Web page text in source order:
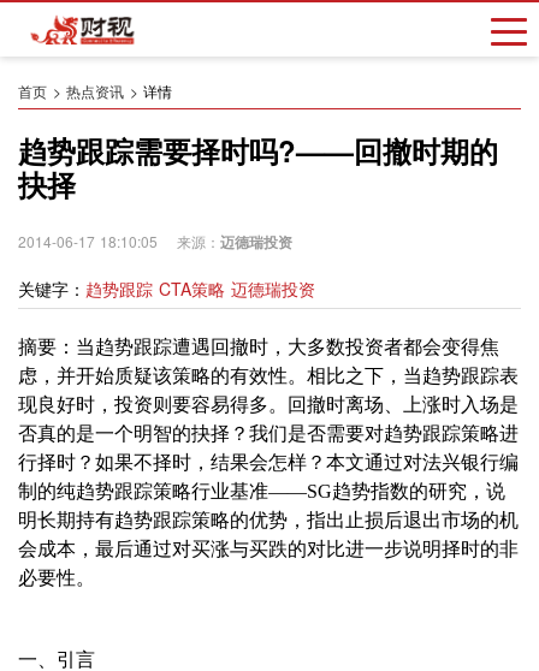
首页 热点资讯 详情
趋势跟踪需要择时吗?——回撤时期的
抉择
2014-06-17 18:10:05 来源： 迈德瑞投资
关键字： 趋势跟踪 CTA策略 迈德瑞投资
摘要：当趋势跟踪遭遇回撤时，大多数投资者都会变得焦
虑，并开始质疑该策略的有效性。相比之下，当趋势跟踪表
现良好时，投资则要容易得多。回撤时离场、上涨时入场是
否真的是一个明智的抉择？我们是否需要对趋势跟踪策略进
行择时？如果不择时，结果会怎样？本文通过对法兴银行编
制的纯趋势跟踪策略行业基准——SG趋势指数的研究，说
明长期持有趋势跟踪策略的优势，指出止损后退出市场的机
会成本，最后通过对买涨与买跌的对比进一步说明择时的非
必要性。
一、引言